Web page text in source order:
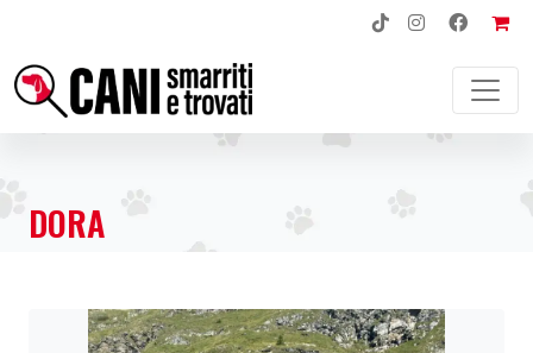
NAVIGAZIONE PRINCIPALE
DORA